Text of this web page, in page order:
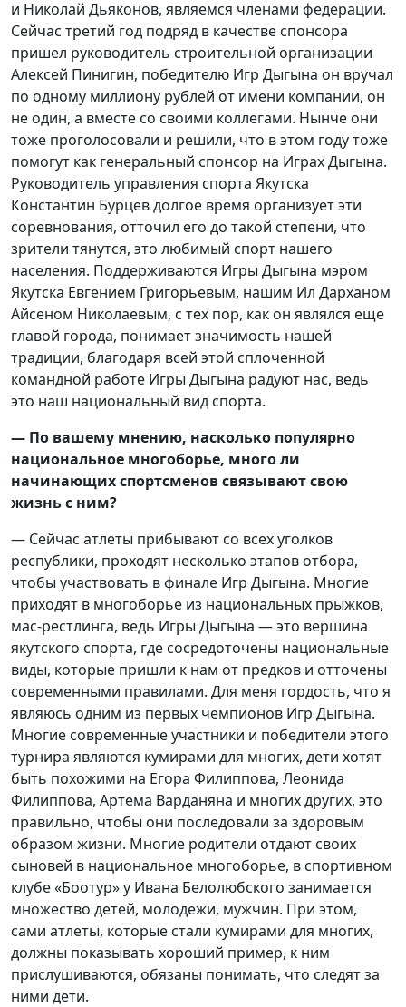
и Николай Дьяконов, являемся членами федерации.
Сейчас третий год подряд в качестве спонсора
пришел руководитель строительной организации
Алексей Пинигин, победителю Игр Дыгына он вручал
по одному миллиону рублей от имени компании, он
не один, а вместе со своими коллегами. Нынче они
тоже проголосовали и решили, что в этом году тоже
помогут как генеральный спонсор на Играх Дыгына.
Руководитель управления спорта Якутска
Константин Бурцев долгое время организует эти
соревнования, отточил его до такой степени, что
зрители тянутся, это любимый спорт нашего
населения. Поддерживаются Игры Дыгына мэром
Якутска Евгением Григорьевым, нашим Ил Дарханом
Айсеном Николаевым, с тех пор, как он являлся еще
главой города, понимает значимость нашей
традиции, благодаря всей этой сплоченной
командной работе Игры Дыгына радуют нас, ведь
это наш национальный вид спорта.
— По вашему мнению, насколько популярно
национальное многоборье, много ли
начинающих спортсменов связывают свою
жизнь с ним?
— Сейчас атлеты прибывают со всех уголков
республики, проходят несколько этапов отбора,
чтобы участвовать в финале Игр Дыгына. Многие
приходят в многоборье из национальных прыжков,
мас-рестлинга, ведь Игры Дыгына — это вершина
якутского спорта, где сосредоточены национальные
виды, которые пришли к нам от предков и отточены
современными правилами. Для меня гордость, что я
являюсь одним из первых чемпионов Игр Дыгына.
Многие современные участники и победители этого
турнира являются кумирами для многих, дети хотят
быть похожими на Егора Филиппова, Леонида
Филиппова, Артема Варданяна и многих других, это
правильно, чтобы они последовали за здоровым
образом жизни. Многие родители отдают своих
сыновей в национальное многоборье, в спортивном
клубе «Боотур» у Ивана Белолюбского занимается
множество детей, молодежи, мужчин. При этом,
сами атлеты, которые стали кумирами для многих,
должны показывать хороший пример, к ним
прислушиваются, обязаны понимать, что следят за
ними дети.